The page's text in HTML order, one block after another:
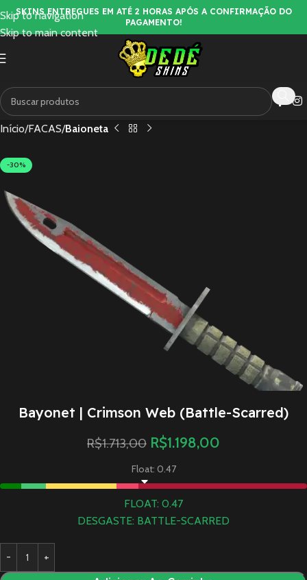
Skip to navigation
Skip to main content
SKINS ENTREGUES EM ATÉ 2 HORAS APÓS A CONFIRMAÇÃO DO
PAGAMENTO!
Início FACAS Baioneta
-30%
Bayonet | Crimson Web (Battle-Scarred)
R$1.713,00 R$1.198,00
Float: 0.47
FLOAT: 0.47
DESGASTE: BATTLE-SCARRED